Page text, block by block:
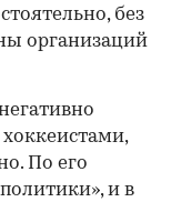
без
организаций
По его
и в